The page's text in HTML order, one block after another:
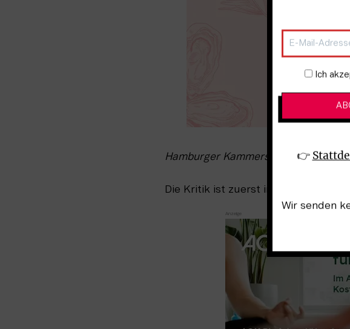
Hamburger Kammerspiele, 4.–7.,
Die Kritik ist zuerst in der
Newsletter-
Ich
👉